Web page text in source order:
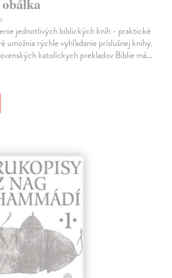
jednotlivých biblických kníh - praktické
umožnia rýchle vyhľadanie príslušnej knihy.
katolíckych prekladov Biblie má…